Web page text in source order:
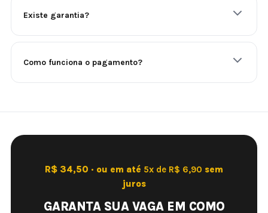
Existe garantia?
Como funciona o pagamento?
R$ 34,50 · ou em até 5x de R$ 6,90 sem
juros
GARANTA SUA VAGA EM COMO